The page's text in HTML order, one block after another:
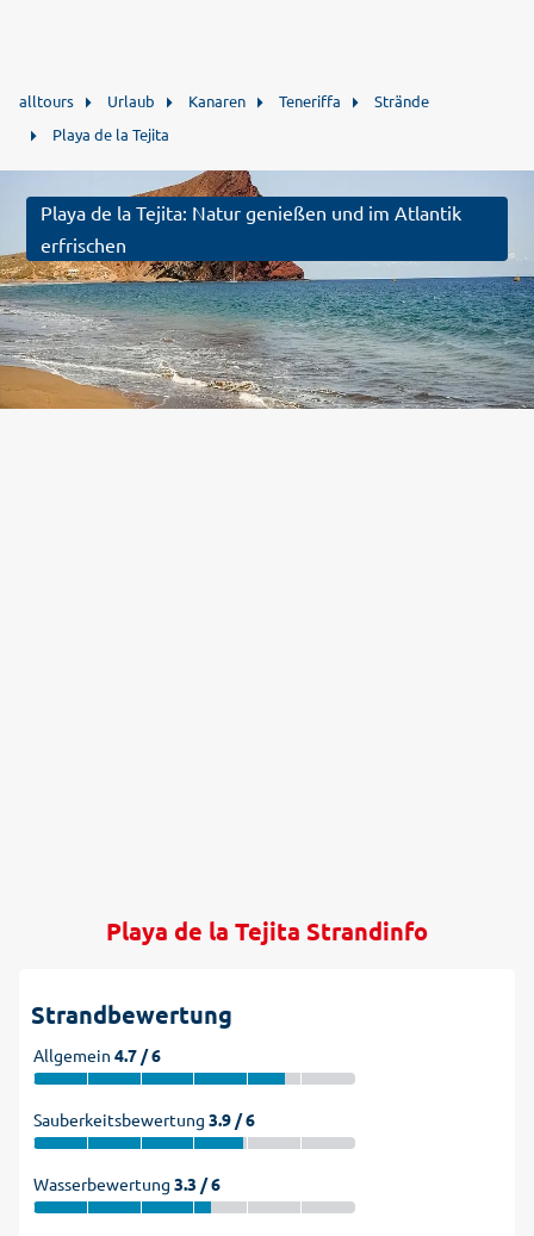
alltours Urlaub Kanaren Teneriffa
Strände
Playa de la Tejita
Playa de la Tejita: Natur genießen und im Atlantik
erfrischen
Playa de la Tejita Strandinfo
Strandbewertung
Allgemein 4.7 / 6
Sauberkeitsbewertung 3.9 / 6
Wasserbewertung 3.3 / 6